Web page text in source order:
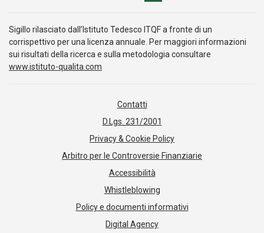
Sigillo rilasciato dall’Istituto Tedesco ITQF a fronte di un
corrispettivo per una licenza annuale. Per maggiori informazioni
sui risultati della ricerca e sulla metodologia consultare
www.istituto-qualita.com
Contatti
D.Lgs. 231/2001
Privacy & Cookie Policy
Arbitro per le Controversie Finanziarie
Accessibilità
Whistleblowing
Policy e documenti informativi
Digital Agency